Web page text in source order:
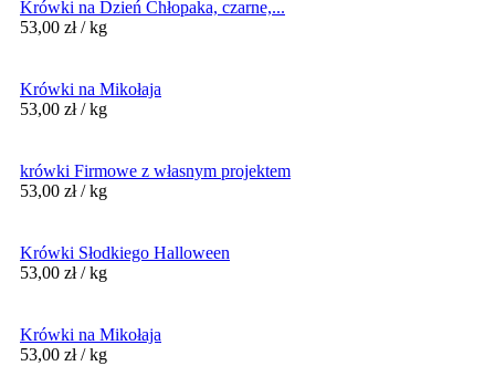
Krówki na Dzień Chłopaka, czarne,...
53,00 zł / kg
Krówki na Mikołaja
53,00 zł / kg
krówki Firmowe z własnym projektem
53,00 zł / kg
Krówki Słodkiego Halloween
53,00 zł / kg
Krówki na Mikołaja
53,00 zł / kg